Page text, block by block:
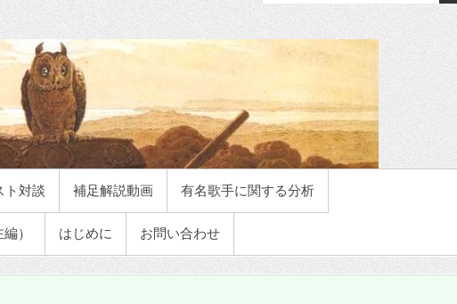
ト対談 補足解説動画 有名歌手に関する分析
） はじめに お問い合わせ